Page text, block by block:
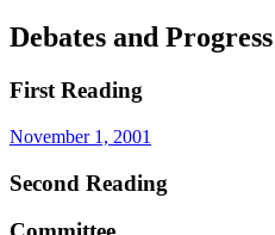
Debates and Progress
First Reading
November 1, 2001
Second Reading